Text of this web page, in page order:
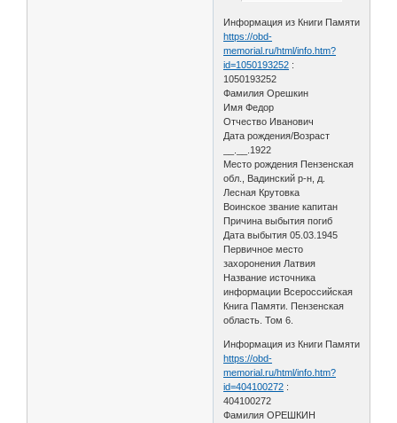
Информация из Книги Памяти
https://obd-
memorial.ru/html/info.htm?
id=1050193252 :
1050193252
Фамилия Орешкин
Имя Федор
Отчество Иванович
Дата рождения/Возраст
__.__.1922
Место рождения Пензенская
обл., Вадинский р-н, д.
Лесная Крутовка
Воинское звание капитан
Причина выбытия погиб
Дата выбытия 05.03.1945
Первичное место
захоронения Латвия
Название источника
информации Всероссийская
Книга Памяти. Пензенская
область. Том 6.
Информация из Книги Памяти
https://obd-
memorial.ru/html/info.htm?
id=404100272 :
404100272
Фамилия ОРЕШКИН